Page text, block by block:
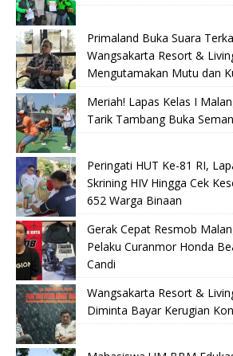
Primaland Buka Suara
Wangsakarta Resort &
Mengutamakan Mutu dan
Meriah! Lapas Kelas I
Tarik Tambang Buka
Peringati HUT Ke-81 RI,
Skrining HIV Hingga Cek
652 Warga Binaan
Gerak Cepat Resmob
Pelaku Curanmor Honda
Candi
Wangsakarta Resort &
Diminta Bayar Kerugian